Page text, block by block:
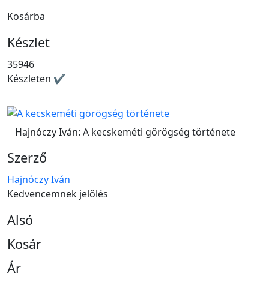
Kosárba
Készlet
35946
Készleten ✔
Hajnóczy Iván: A kecskeméti görögség története
Szerző
Hajnóczy Iván
Kedvencemnek jelölés
Alsó
Kosár
Ár